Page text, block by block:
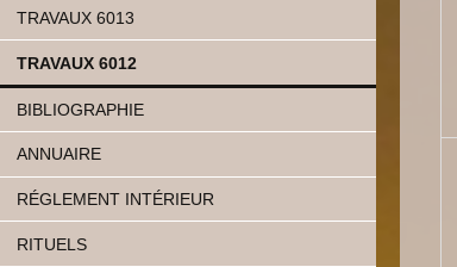
TRAVAUX 6013
TRAVAUX 6012
BIBLIOGRAPHIE
ANNUAIRE
RÉGLEMENT INTÉRIEUR
RITUELS